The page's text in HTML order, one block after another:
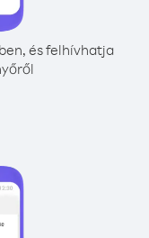
és felhívhatja